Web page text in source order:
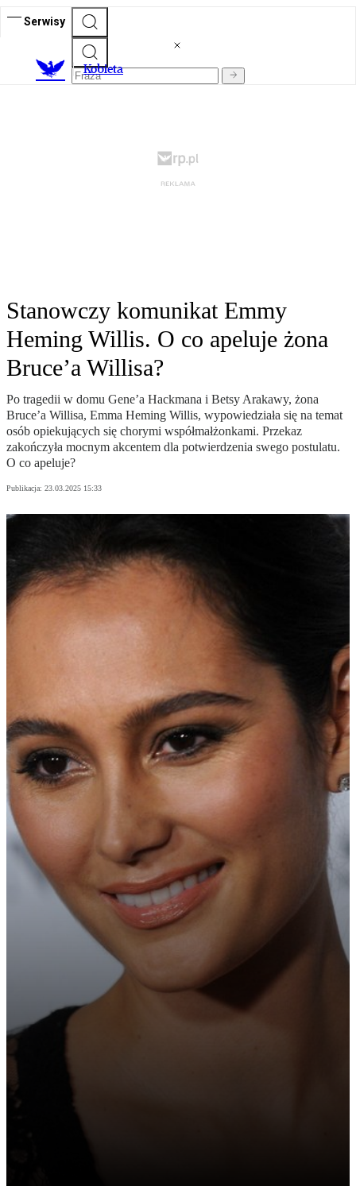
Serwisy
Kobieta
Stanowczy komunikat Emmy
Heming Willis. O co apeluje żona
Bruce’a Willisa?
Po tragedii w domu Gene’a Hackmana i Betsy Arakawy, żona
Bruce’a Willisa, Emma Heming Willis, wypowiedziała się na temat
osób opiekujących się chorymi współmałżonkami. Przekaz
zakończyła mocnym akcentem dla potwierdzenia swego postulatu.
O co apeluje?
Publikacja: 23.03.2025 15:33